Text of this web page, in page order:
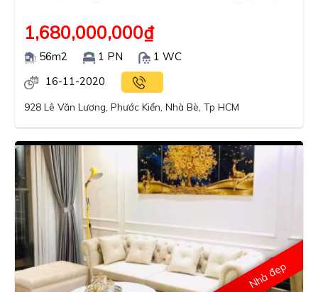
1,680,000,000₫
56m2 1 PN
1 WC
16-11-2020
928 Lê Văn Lương, Phước Kiển, Nhà Bè, Tp HCM
Nhà đẹp